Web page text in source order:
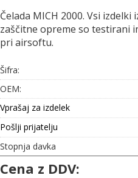
Čelada MICH 2000. Vsi
zaščitne opreme so testirani
pri airsoftu.
Šifra:
OEM:
Vprašaj za izdelek
Pošlji prijatelju
Stopnja davka
Cena z DDV: